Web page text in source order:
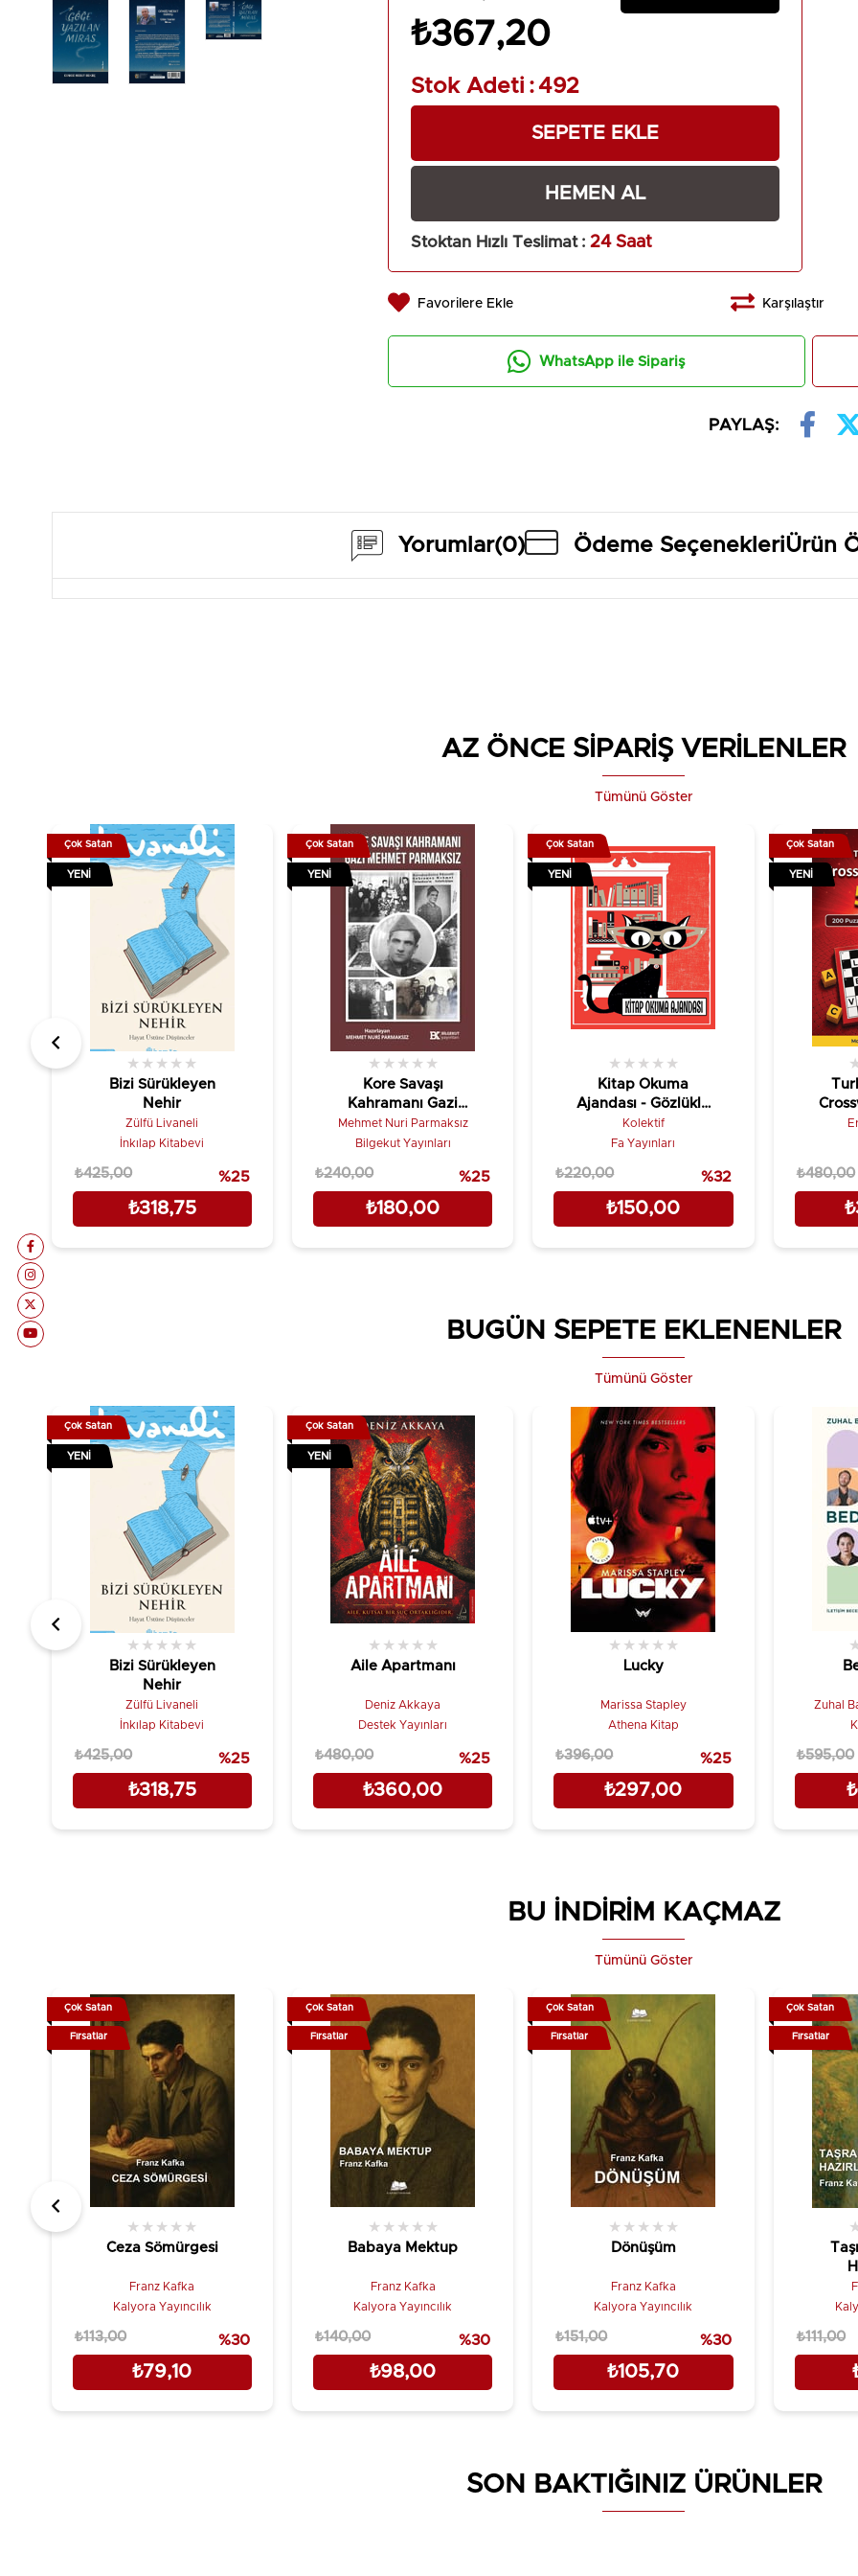
büyük emeğiyle derlenen bu eser, yalnızca bilgi değil, değer
Baskı Tarihi: 30.11.2025
Baskı Boyutu: 13,5 x 21,5
Kağıt Cinsi: 2. Hamur Kitap Kağıdı
Cilt Tipi: Citsiz
Editör:Müptela Ajans
Müptela Ajans
₺367,20
Stok Adeti :492
Stoktan Hızlı Teslimat : 24 Saat
Favorilere Ekle Karşılaştır
WhatsApp ile Sipariş
PAYLAŞ:
Yorumlar(0) Ödeme SeçenekleriÜrün
AZ ÖNCE SİPARİŞ VERİLENLER
Bizi Sürükleyen
Nehir
★ ★ ★ ★ ★
Zülfü Livaneli
İnkılap Kitabevi
₺318,75
₺425,00 %25
Çok Satan
YENI
Kore Savaşı
Kahramanı Gazi
Mehmet Parmaksız
★ ★ ★ ★ ★
Mehmet Nuri Parmaksız
Bilgekut Yayınları
₺180,00
₺240,00 %25
Çok Satan
YENI
Kitap Okuma
Ajandası - Gözlüklü
Kedi
★ ★ ★ ★ ★
Kolektif
Fa Yayınları
₺150,00
₺220,00 %32
Çok Satan
YENI
₺480,00
Çok Satan
YENI
Tümünü Göster
BUGÜN SEPETE EKLENENLER
Bizi Sürükleyen
Nehir
★ ★ ★ ★ ★
Zülfü Livaneli
İnkılap Kitabevi
₺318,75
₺425,00 %25
Çok Satan
YENI
Aile Apartmanı
★ ★ ★ ★ ★
Deniz Akkaya
Destek Yayınları
₺360,00
₺480,00 %25
Çok Satan
YENI
Lucky
★ ★ ★ ★ ★
Marissa Stapley
Athena Kitap
₺297,00
₺396,00 %25
Zuhal
₺595,00
Tümünü Göster
BU İNDİRİM KAÇMAZ
Ceza Sömürgesi
★ ★ ★ ★ ★
Franz Kafka
Kalyora Yayıncılık
₺79,10
₺113,00 %30
Çok Satan
Fırsatlar
Babaya Mektup
★ ★ ★ ★ ★
Franz Kafka
Kalyora Yayıncılık
₺98,00
₺140,00 %30
Çok Satan
Fırsatlar
Dönüşüm
★ ★ ★ ★ ★
Franz Kafka
Kalyora Yayıncılık
₺105,70
₺151,00 %30
Çok Satan
Fırsatlar
₺111,00
Çok Satan
Fırsatlar
Tümünü Göster
SON BAKTIĞINIZ ÜRÜNLER